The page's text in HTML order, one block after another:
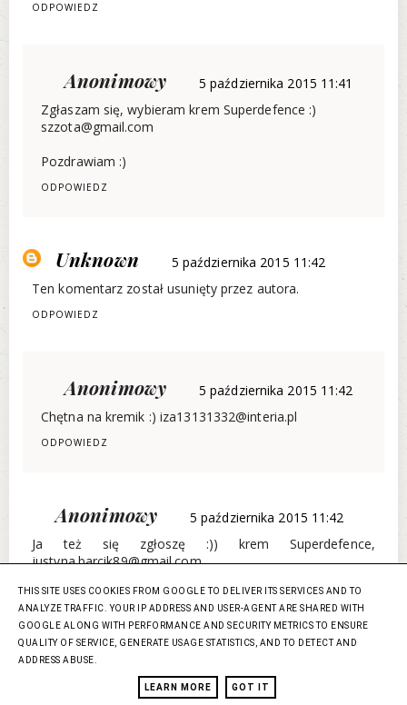
ODPOWIEDZ
Anonimowy
5 października 2015 11:41
Zgłaszam się, wybieram krem Superdefence :)
szzota@gmail.com
Pozdrawiam :)
ODPOWIEDZ
Unknown
5 października 2015 11:42
Ten komentarz został usunięty przez autora.
ODPOWIEDZ
Anonimowy
5 października 2015 11:42
Chętna na kremik :) iza13131332@interia.pl
ODPOWIEDZ
Anonimowy
5 października 2015 11:42
Ja też się zgłoszę :)) krem Superdefence,
justyna.barcik89@gmail.com
ODPOWIEDZ
Anonimowy
5 października 2015 11:44
THIS SITE USES COOKIES FROM GOOGLE TO DELIVER ITS SERVICES AND TO
ANALYZE TRAFFIC. YOUR IP ADDRESS AND USER-AGENT ARE SHARED WITH
GOOGLE ALONG WITH PERFORMANCE AND SECURITY METRICS TO ENSURE
QUALITY OF SERVICE, GENERATE USAGE STATISTICS, AND TO DETECT AND
ADDRESS ABUSE.
LEARN MORE GOT IT